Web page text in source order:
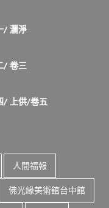
/ 灑淨
/ 卷三
/ 上供/卷五
人間福報
佛光緣美術館台中館